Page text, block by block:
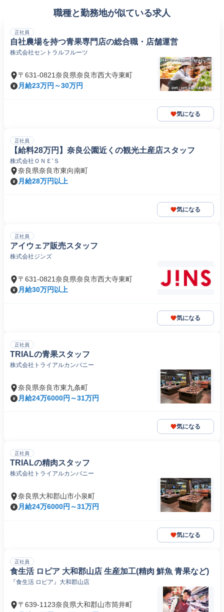
職種と勤務地が似ている求人
正社員
自社農場を持つ青果専門店の総合職・店舗運営
株式会社セントラルフルーツ
〒631-0821奈良県奈良市西大寺東町
月給23万円～30万円
気になる
正社員
【給料28万円】奈良公園近くの観光土産店スタッフ
株式会社ＯＮＥ’Ｓ
奈良県奈良市東向南町
月給28万円以上
気になる
正社員
アイウェア販売スタッフ
株式会社ジンズ
〒631-0821奈良県奈良市西大寺東町
月給30万円以上
気になる
正社員
TRIALの青果スタッフ
株式会社トライアルカンパニー
奈良県奈良市東九条町
月給24万6000円～31万円
気になる
正社員
TRIALの精肉スタッフ
株式会社トライアルカンパニー
奈良県大和郡山市小泉町
月給24万6000円～31万円
気になる
正社員
食生活 ロピア 大和郡山店 生産加工(精肉 鮮魚 青果など)
『食生活 ロピア』大和郡山店
〒639-1123奈良県大和郡山市筒井町